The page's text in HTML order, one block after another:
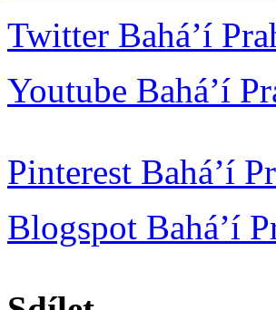
Twitter Bahá’í
Youtube Bahá’í
Pinterest Bahá’í
Blogspot Bahá’í